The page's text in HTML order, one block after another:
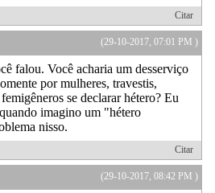
Citar
(29-10-2017, 07:01 PM )
falou. Você acharia um desserviço
por mulheres, travestis,
se declarar hétero? Eu
imagino um "hétero
nisso.
Citar
(29-10-2017, 08:42 PM )